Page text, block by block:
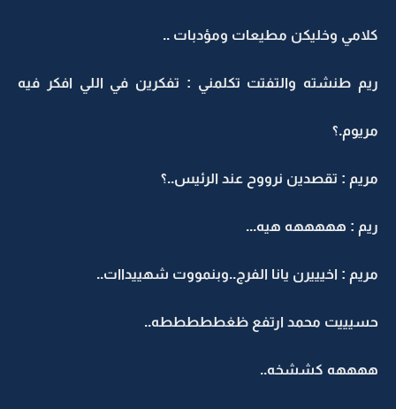
كلامي وخليكن مطيعات ومؤدبات ..
ريم طنشته والتفتت تكلمني : تفكرين في اللي افكر فيه
مريوم.؟
مريم : تقصدين نرووح عند الرئيس..؟
ريم : هههههه هيه...
مريم : اخيييرن يانا الفرج..وبنمووت شهييداات..
حسيييت محمد ارتفع ظغطططططه..
ههههه كششخه..